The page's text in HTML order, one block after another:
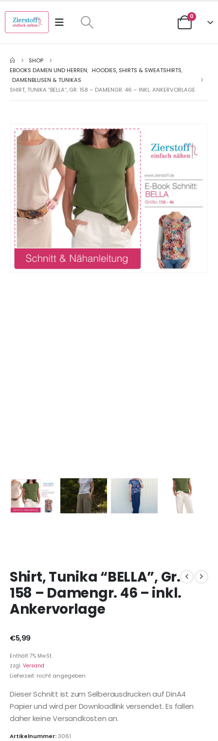
0
SHOP
EBOOKS DAMEN UND HERREN, HOODIES, SHIRTS & SWEATSHIRTS,
DAMENBLUSEN & TUNIKAS
SHIRT, TUNIKA “BELLA”, GR. 158 – DAMENGR. 46 – INKL. ANKERVORLAGE
Shirt, Tunika “BELLA”, Gr.
158 – Damengr. 46 – inkl.
Ankervorlage
€5,99
Enthält 7% MwSt.
zzgl. Versand
Lieferzeit: nicht angegeben
Dieser Schnitt ist zum Selberausdrucken auf DinA4
Papier und wird per Downloadlink versendet. Es fallen
daher keine Versandkosten an.
Artikelnummer:3061